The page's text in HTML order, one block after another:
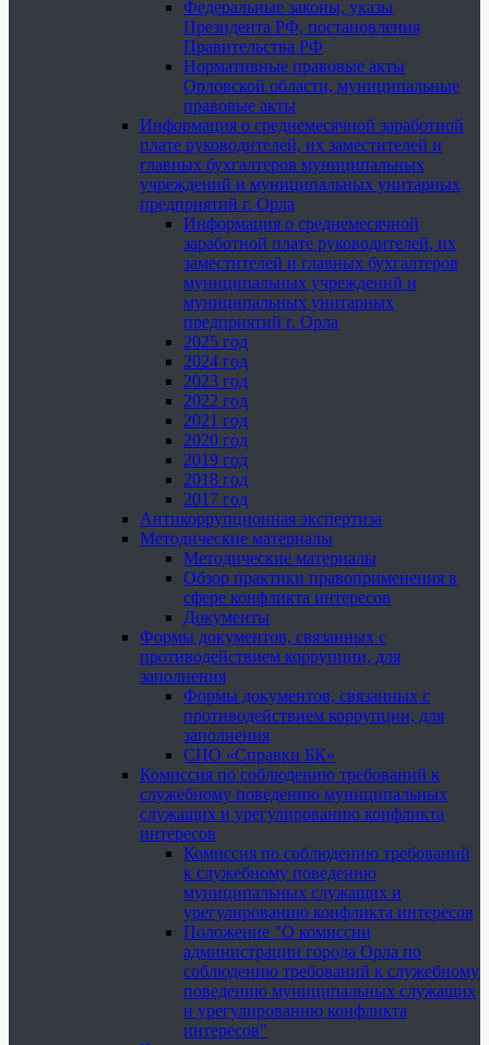
Федеральные законы, указы
Президента РФ, постановления
Правительства РФ
Нормативные правовые акты
Орловской области, муниципальные
правовые акты
Информация о среднемесячной заработной
плате руководителей, их заместителей и
главных бухгалтеров муниципальных
учреждений и муниципальных унитарных
предприятий г. Орла
Информация о среднемесячной
заработной плате руководителей, их
заместителей и главных бухгалтеров
муниципальных учреждений и
муниципальных унитарных
предприятий г. Орла
2025 год
2024 год
2023 год
2022 год
2021 год
2020 год
2019 год
2018 год
2017 год
Антикоррупционная экспертиза
Методические материалы
Методические материалы
Обзор практики правоприменения в
сфере конфликта интересов
Документы
Формы документов, связанных с
противодействием коррупции, для
заполнения
Формы документов, связанных с
противодействием коррупции, для
заполнения
СПО «Справки БК»
Комиссия по соблюдению требований к
служебному поведению муниципальных
служащих и урегулированию конфликта
интересов
Комиссия по соблюдению требований
к служебному поведению
муниципальных служащих и
урегулированию конфликта интересов
Положение "О комиссии
администрации города Орла по
соблюдению требований к служебному
поведению муниципальных служащих
и урегулированию конфликта
интересов"